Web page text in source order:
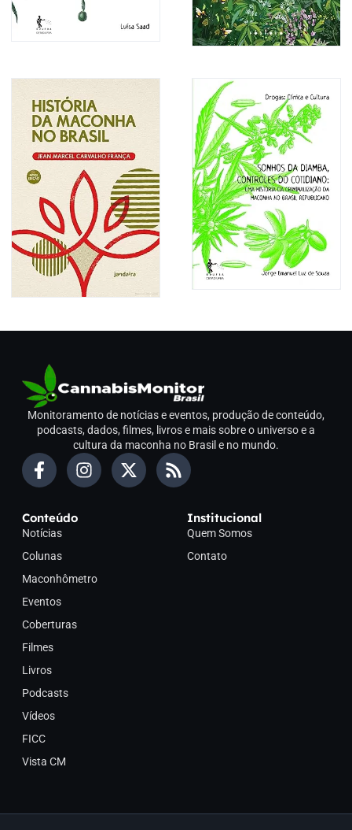
Monitoramento de notícias e eventos, produção de conteúdo,
podcasts, dados, filmes, livros e mais sobre o universo e a
cultura da maconha no Brasil e no mundo.
Conteúdo
Notícias
Colunas
Maconhômetro
Eventos
Coberturas
Filmes
Livros
Podcasts
Vídeos
FICC
Vista CM
Institucional
Quem Somos
Contato